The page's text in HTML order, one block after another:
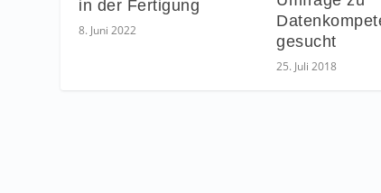
in der Fertigung
8. Juni 2022
gesucht
25. Juli 2018